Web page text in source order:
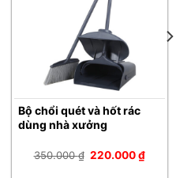
Bộ chổi quét và hốt rác
dùng nhà xưởng
350.000₫ Giá
220.000₫Giá